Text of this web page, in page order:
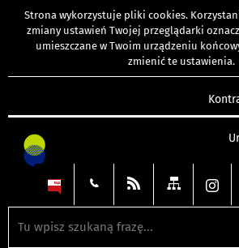
Strona wykorzystuje pliki cookies.
zmiany ustawień Twojej przeglądarki
umieszczane w Twoim urządzeniu
zmienić te ustawienia.